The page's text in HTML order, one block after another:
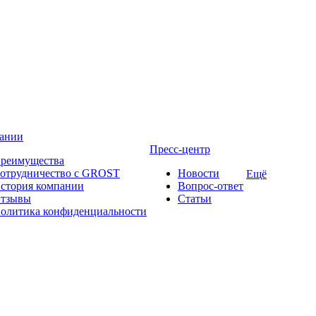
с GROST
компании
конфиденциальности
Пресс-центр
Новости
Вопрос-ответ
Статьи
Ещё